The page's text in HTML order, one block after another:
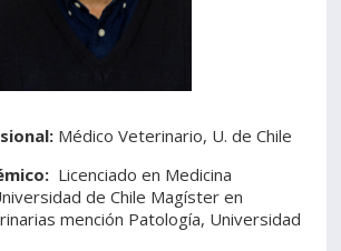
Egresados
Médico Veterinario, U. de Chile
Licenciado en Medicina
de Chile Magíster en
mención Patología, Universidad